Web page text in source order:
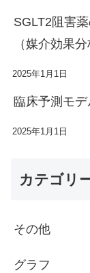
SGLT2阻害
（媒介効果分
2025年1月1日
臨床予測モ
2025年1月1日
カテゴリ
その他
グラフ